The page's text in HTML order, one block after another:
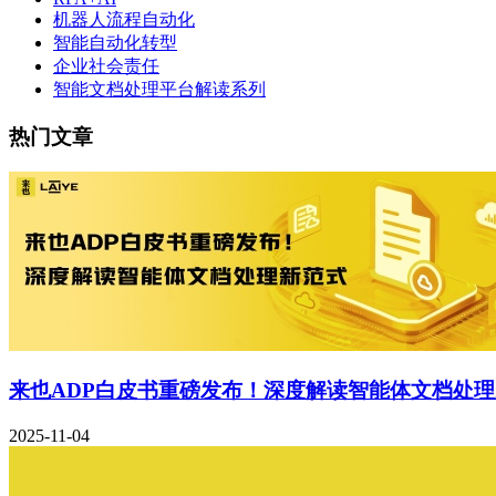
机器人流程自动化
智能自动化转型
企业社会责任
智能文档处理平台解读系列
热门文章
来也ADP白皮书重磅发布！深度解读智能体文档处
2025-11-04